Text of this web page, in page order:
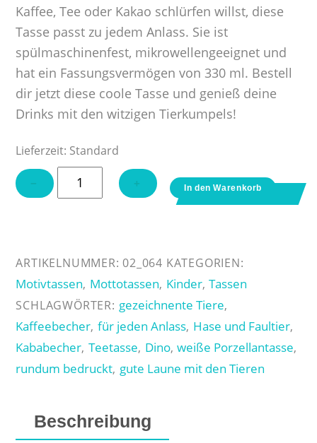
Kaffee, Tee oder Kakao schlürfen willst, diese
Tasse passt zu jedem Anlass. Sie ist
spülmaschinenfest, mikrowellengeeignet und
hat ein Fassungsvermögen von 330 ml. Bestell
dir jetzt diese coole Tasse und genieß deine
Drinks mit den witzigen Tierkumpels!
Lieferzeit: Standard
−
Tasse
"Dino
Menge
+ In den Warenkorb
ARTIKELNUMMER: 02_064 KATEGORIEN:
Motivtassen, Mottotassen, Kinder,Tassen
SCHLAGWÖRTER: gezeichnente Tiere,
Kaffeebecher, für jeden Anlass, Hase und Faultier,
Kababecher, Teetasse, Dino,weiße Porzellantasse,
rundum bedruckt, gute Laune mit den Tieren
Beschreibung